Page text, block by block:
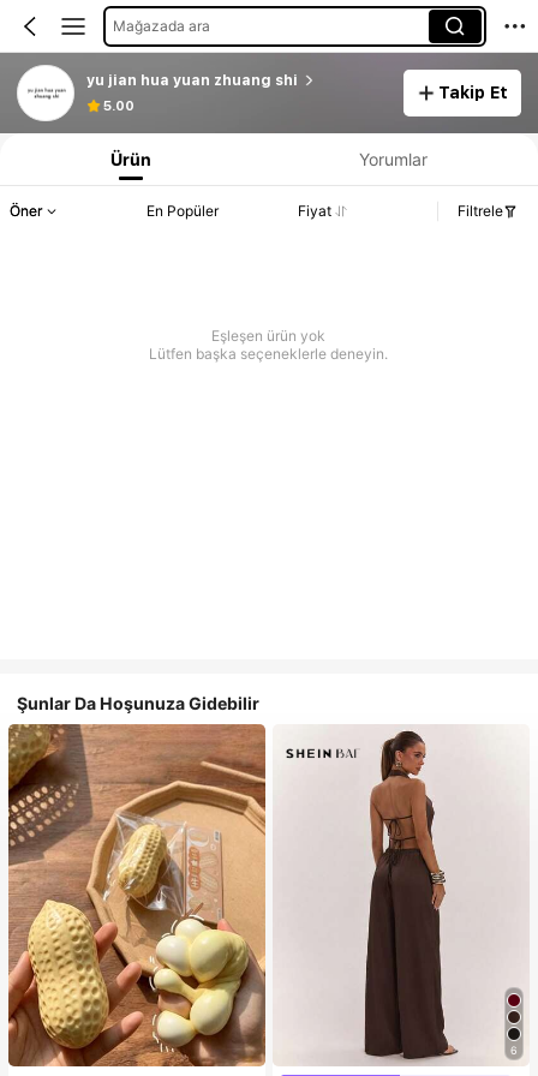
Mağazada ara
yu jian hua yuan zhuang shi
5.00
Takip Et
Ürün Yorumlar
Öner En Popüler Fiyat Filtrele
Eşleşen ürün yok
Lütfen başka seçeneklerle deneyin.
Şunlar Da Hoşunuza Gidebilir
6